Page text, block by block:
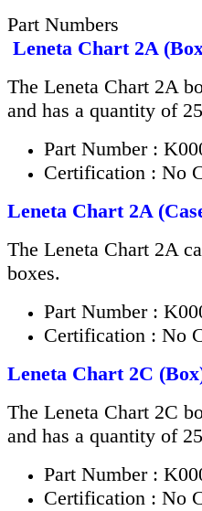
Part Numbers
Leneta Chart 2A
The Leneta Chart 2A
and has a quantity of
Part Number :
Certification : No
Leneta Chart 2A
The Leneta Chart 2A
boxes.
Part Number :
Certification : No
Leneta Chart 2C
The Leneta Chart 2C
and has a quantity of
Part Number :
Certification : No